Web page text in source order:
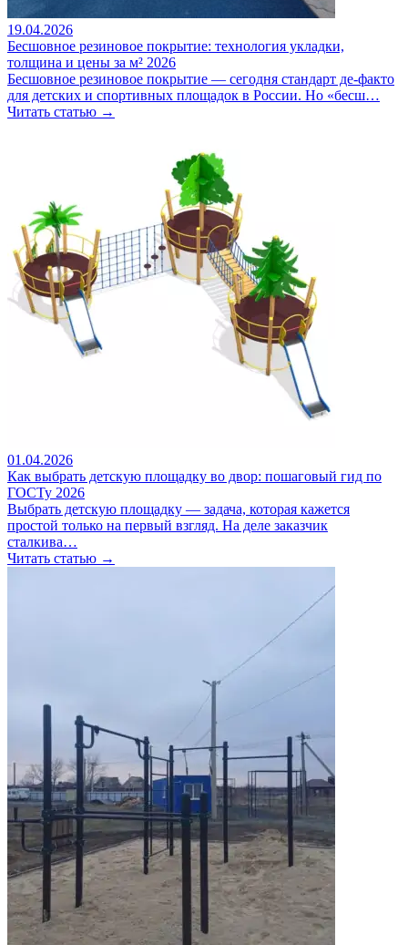
19.04.2026
Бесшовное резиновое покрытие: технология укладки,
толщина и цены за м² 2026
Бесшовное резиновое покрытие — сегодня стандарт де-факто
для детских и спортивных площадок в России. Но «бесш…
Читать статью →
01.04.2026
Как выбрать детскую площадку во двор: пошаговый гид по
ГОСТу 2026
Выбрать детскую площадку — задача, которая кажется
простой только на первый взгляд. На деле заказчик
сталкива…
Читать статью →